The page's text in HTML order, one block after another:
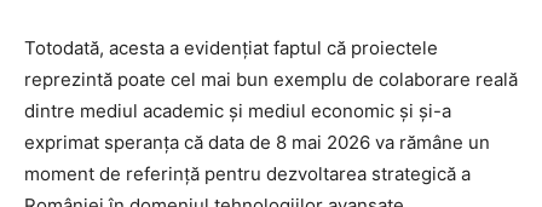
Totodată, acesta a evidențiat faptul că proiectele
reprezintă poate cel mai bun exemplu de colaborare reală
dintre mediul academic și mediul economic și și-a
exprimat speranța că data de 8 mai 2026 va rămâne un
moment de referință pentru dezvoltarea strategică a